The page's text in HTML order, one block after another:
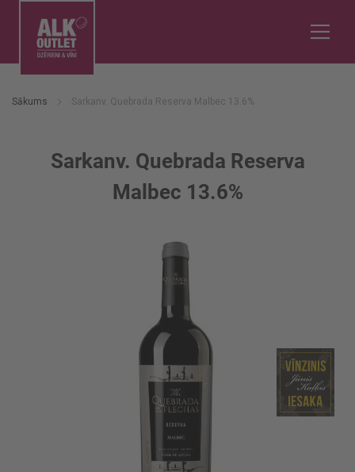
Sākums Sarkanv. Quebrada Reserva Malbec 13.6%
Sarkanv. Quebrada Reserva
Malbec 13.6%